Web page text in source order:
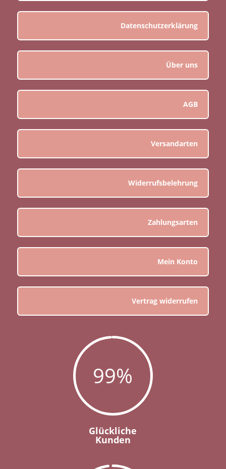
Datenschutzerklärung
Über uns
AGB
Versandarten
Widerrufsbelehrung
Zahlungsarten
Mein Konto
Vertrag widerrufen
99%
Glückliche
Kunden